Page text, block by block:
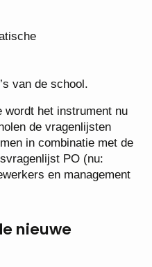
van de school.
wordt het instrument nu
de vragenlijsten
in combinatie met de
PO (nu:
en management
nieuwe